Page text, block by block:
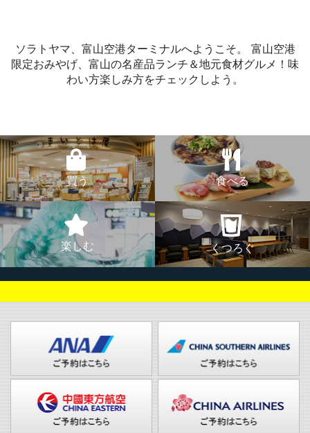
ソラトヤマ、富山空港ターミナルへようこそ。
富山空港
限定おみやげ、富山の名産品ランチ＆地元食材グルメ！味
わい方楽しみ方をチェックしよう。
買う 食べる
楽しむ くつろぐ